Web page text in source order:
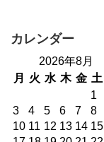
カレンダー
2026年8月
月
火 水 木 金 土
1
3
4 5 6 7 8
10 11 12 13 14 15